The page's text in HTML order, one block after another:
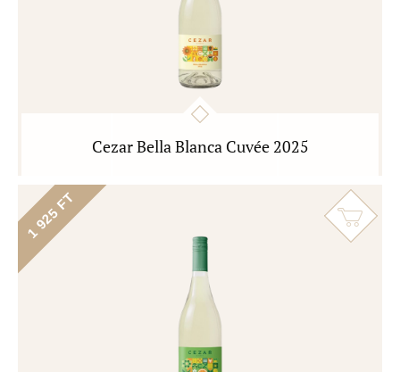
Cezar Bella Blanca Cuvée 2025
1 925 FT